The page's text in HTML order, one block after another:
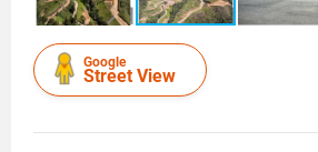
Google
Street View